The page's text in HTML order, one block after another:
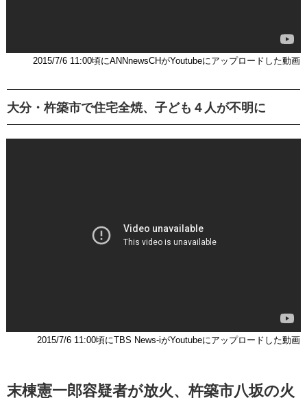
2015/7/6 11:00頃にANNnewsCHがYoutubeにアップロードした動画
大分・杵築市で住宅全焼、子ども４人が不明に
2015/7/6 11:00頃にTBS News-iがYoutubeにアップロードした動画
末棟憲一郎容疑者が放火、杵築市八坂の火